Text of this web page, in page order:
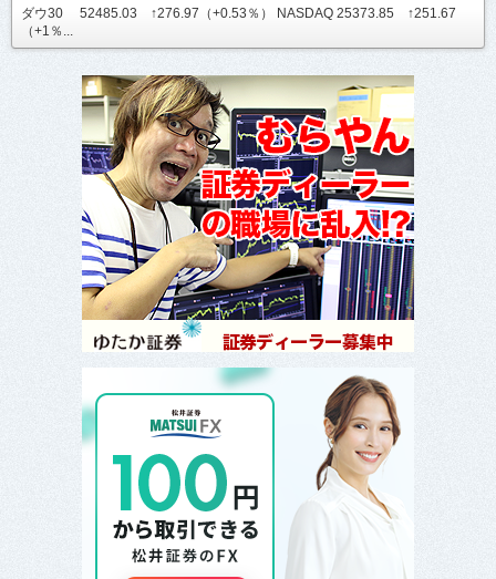
ダウ30 52485.03 ↑276.97（+0.53％） NASDAQ 25373.85 ↑251.67
（+1％...